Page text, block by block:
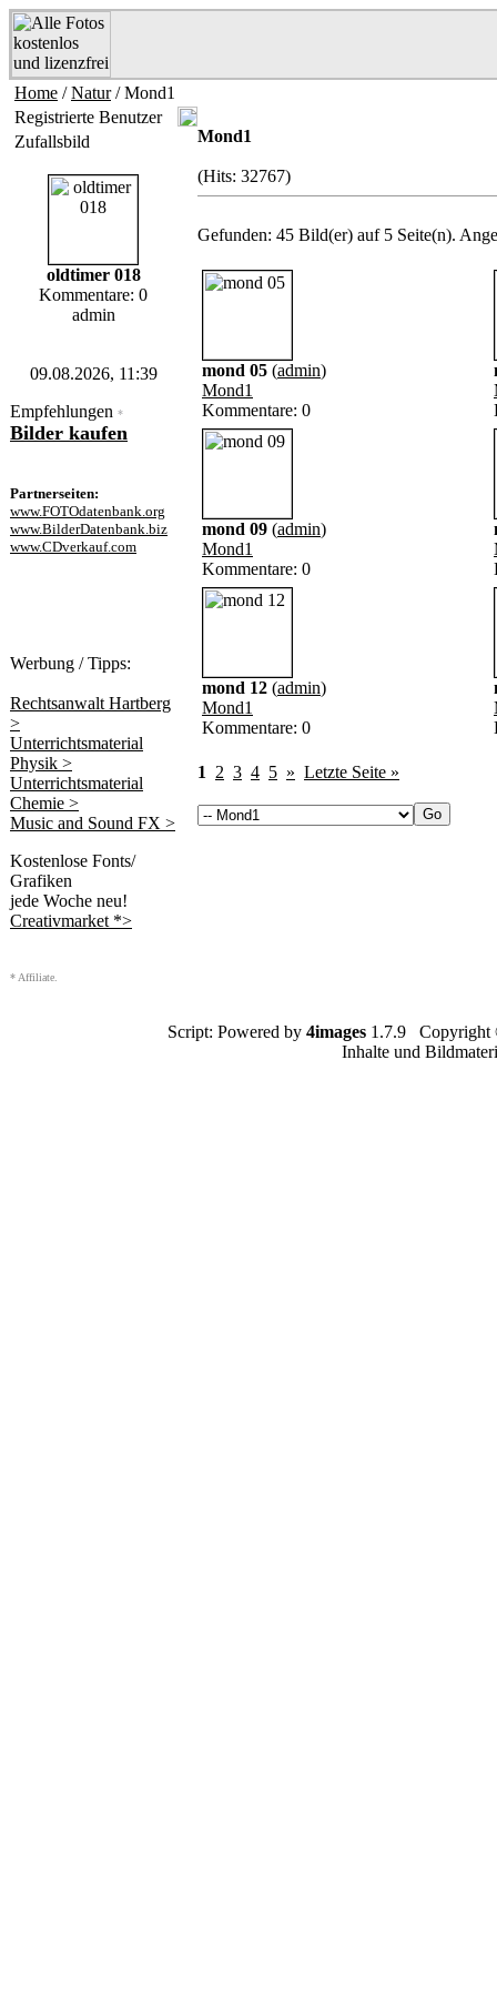
Home /Natur/ Mond1
Registrierte Benutzer
Zufallsbild
oldtimer 018
Kommentare: 0
admin
09.08.2026, 11:39
Empfehlungen *
Bilder kaufen
Partnerseiten:
www.FOTOdatenbank.org
www.BilderDatenbank.biz
www.CDverkauf.com
Werbung / Tipps:
Rechtsanwalt Hartberg
>
Unterrichtsmaterial
Physik >
Unterrichtsmaterial
Chemie >
Music and Sound FX >
Kostenlose Fonts/
Grafiken
jede Woche neu!
Creativmarket *>
* Affiliate.
Mond1
(Hits: 32767)
Gefunden: 45 Bild(er) auf 5 Seite(n).
mond 05 (admin)
Mond1
Kommentare: 0
mond 09 (admin)
Mond1
Kommentare: 0
mond 12 (admin)
Mond1
Kommentare: 0
1 2 3 4 5 » Letzte Seite »
Script: Powered by 4images1.7.9 Copyright
Inhalte und